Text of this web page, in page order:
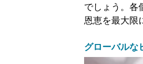
でしょう。各
恩恵を最大限
グローバルな